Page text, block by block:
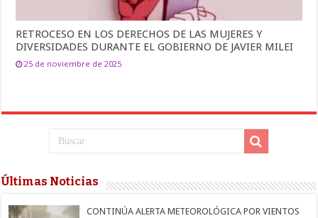
RETROCESO EN LOS DERECHOS DE LAS MUJERES Y
DIVERSIDADES DURANTE EL GOBIERNO DE JAVIER MILEI
25 de noviembre de 2025
Últimas Noticias
CONTINÚA ALERTA METEOROLÓGICA POR VIENTOS